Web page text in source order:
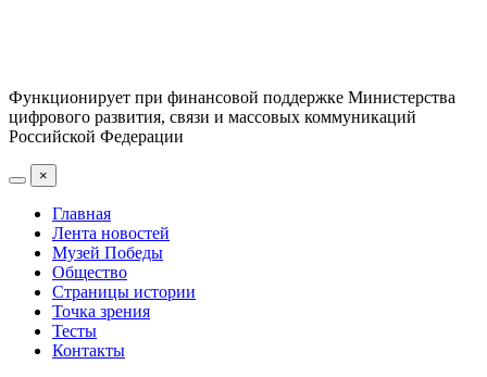
Функционирует при финансовой поддержке Министерства
цифрового развития, связи и массовых коммуникаций
Российской Федерации
×
Главная
Лента новостей
Музей Победы
Общество
Страницы истории
Точка зрения
Тесты
Контакты